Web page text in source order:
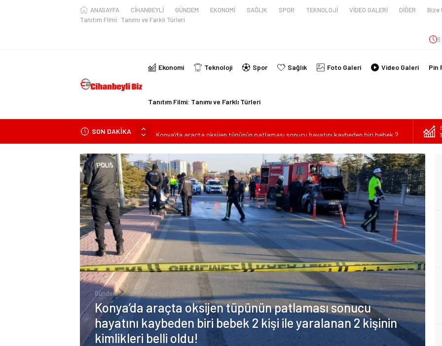
ANASAYFA CİHANBEYLİ GÜNDEM EKONOMİ SAĞLIK SPOR TEKNOLOJİ VİDEO GALERİ DİĞER Bize
Tanıtım Filmi: Tanımı ve Farklı Türleri
Ekonomi Teknoloji Spor Sağlık Foto Galeri Video Galeri Pin
Tanıtım Filmi: Tanımı ve Farklı Türleri
SON DAKİKA
Konya’da araçta oksijen tüpünün patlaması sonucu hayatını kaybeden biri bebek 2
KULU’DA HAFİF TİCARİ ARAÇ TAKLA ATTI: 2’Sİ ÇOCUK, 3 YARALI
Trafik Kazasinda Yaralanmıştı, Tedavi gördüğü Hastanede Hayatını Kaybetti
Başkan Adayı Kemal Tekin Sahada Ziyaretlerini Yoğunlaştırdı
Konyalı Çiftci Feci şekilde Can Verdi
Gündem 26 Şubat 2025 19:04
Konya’da araçta oksijen tüpünün patlaması sonucu
hayatını kaybeden biri bebek 2 kişi ile yaralanan 2 kişinin
kimlikleri belli oldu!